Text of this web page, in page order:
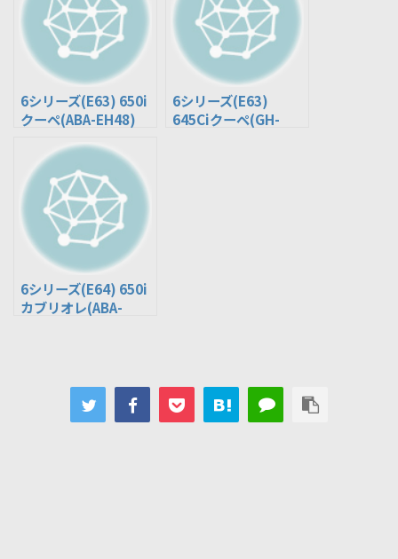
6シリーズ(E63) 650i
クーペ(ABA-EH48)
6シリーズ(E63)
645Ciクーペ(GH-
6シリーズ(E64) 650i
カブリオレ(ABA-